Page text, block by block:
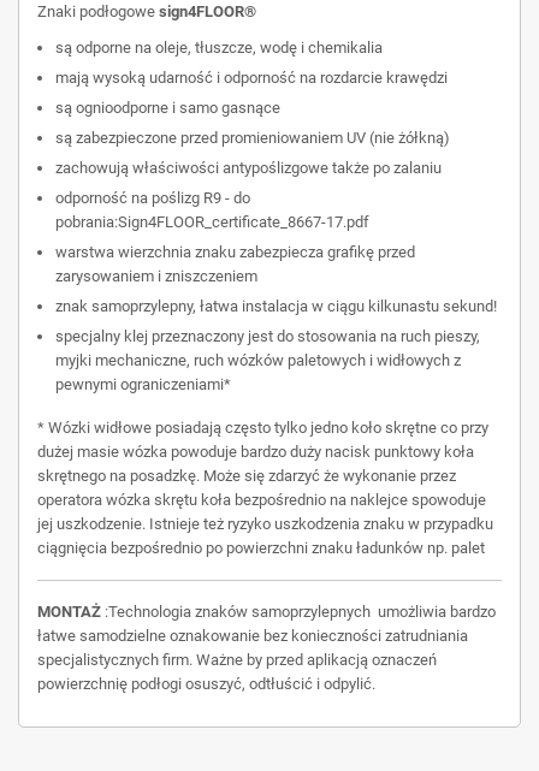
Znaki podłogowe sign4FLOOR®
są odporne na oleje, tłuszcze, wodę i chemikalia
mają wysoką udarność i odporność na rozdarcie krawędzi
są ognioodporne i samo gasnące
są zabezpieczone przed promieniowaniem UV (nie żółkną)
zachowują właściwości antypoślizgowe także po zalaniu
odporność na poślizg R9 - do
pobrania:Sign4FLOOR_certificate_8667-17.pdf
warstwa wierzchnia znaku zabezpiecza grafikę przed
zarysowaniem i zniszczeniem
znak samoprzylepny, łatwa instalacja w ciągu kilkunastu sekund!
specjalny klej przeznaczony jest do stosowania na ruch pieszy,
myjki mechaniczne, ruch wózków paletowych i widłowych z
pewnymi ograniczeniami*
* Wózki widłowe posiadają często tylko jedno koło skrętne co przy
dużej masie wózka powoduje bardzo duży nacisk punktowy koła
skrętnego na posadzkę. Może się zdarzyć że wykonanie przez
operatora wózka skrętu koła bezpośrednio na naklejce spowoduje
jej uszkodzenie. Istnieje też ryzyko uszkodzenia znaku w przypadku
ciągnięcia bezpośrednio po powierzchni znaku ładunków np. palet
MONTAŻ :Technologia znaków samoprzylepnych umożliwia bardzo
łatwe samodzielne oznakowanie bez konieczności zatrudniania
specjalistycznych firm. Ważne by przed aplikacją oznaczeń
powierzchnię podłogi osuszyć, odtłuścić i odpylić.